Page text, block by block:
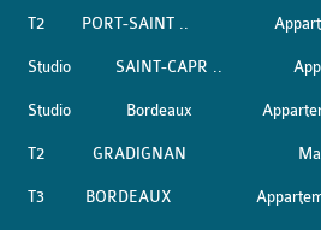
T2 PORT-SAINT ..
Studio SAINT-CAPR ..
Studio Bordeaux
T2 GRADIGNAN
T3 BORDEAUX